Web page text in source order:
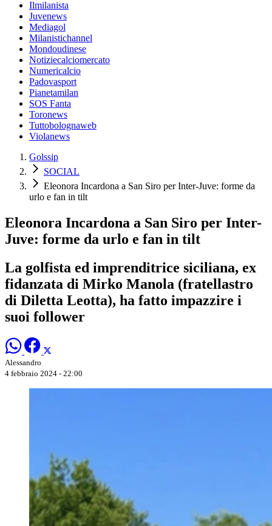
Ilmilanista
Juvenews
Mediagol
Milanistichannel
Mondoudinese
Notiziecalciomercato
Numericalcio
Padovasport
Pianetamilan
SOS Fanta
Toronews
Tuttobolognaweb
Violanews
Golssip
SOCIAL
Eleonora Incardona a San Siro per Inter-Juve: forme da
urlo e fan in tilt
Eleonora Incardona a San Siro per Inter-
Juve: forme da urlo e fan in tilt
La golfista ed imprenditrice siciliana, ex
fidanzata di Mirko Manola (fratellastro
di Diletta Leotta), ha fatto impazzire i
suoi follower
Alessandro
4 febbraio 2024 - 22:00